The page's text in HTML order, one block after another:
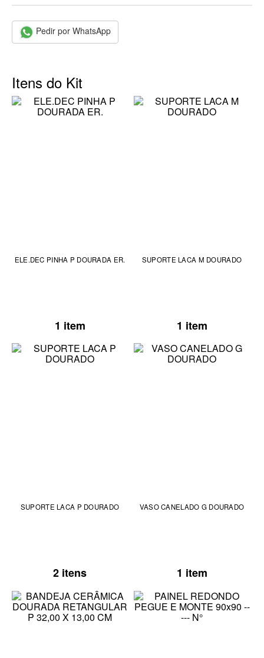
Pedir por WhatsApp
Itens do Kit
ELE.DEC PINHA P DOURADA ER.
1 item
SUPORTE LACA M DOURADO
1 item
SUPORTE LACA P DOURADO
2 itens
VASO CANELADO G DOURADO
1 item